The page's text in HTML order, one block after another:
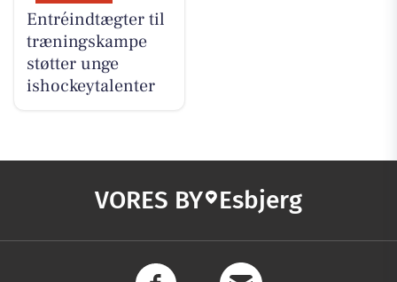
Entréindtægter til
træningskampe
støtter unge
ishockeytalenter
VORES BY Esbjerg